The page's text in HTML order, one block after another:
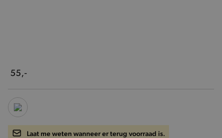
55,-
Laat me weten wanneer er terug voorraad is.